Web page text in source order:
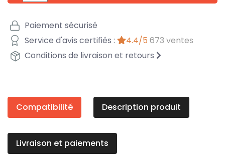
Paiement sécurisé
Service d'avis certifiés :
4.4/5 673 ventes
Conditions de livraison et retours
Compatibilité Description produit
Livraison et paiements